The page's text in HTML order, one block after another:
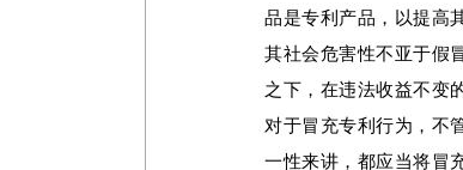
品是专利产品，以提高
其社会危害性不亚于假
之下，在违法收益不变
对于冒充专利行为，不
一性来讲，都应当将冒